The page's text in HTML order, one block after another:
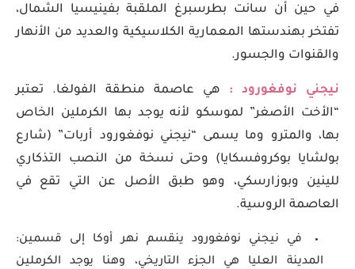
في حين أن سانت بطرسبرغ الملقبة بفينيسيا الشمال،
تفتخر بهندستها المعمارية الكلاسيكية والعديد من الأنهار
والقنوات والجسور.
نيجني نوفغورود : هي عاصمة منطقة الفولغا. تعتبر
“الأخت الأصغر” لموسكو لأنه يوجد بها الكرملين الخاص
بها، والمترو وما يسمى “نيجني نوفغورود أربات” (شارع
بولشايا بوكروفسكايا) وحتى نسخة من النصب التذكاري
للينين وبوزارسكي، وهو طبق الأصل عن التي تقع في
العاصمة الروسية.
في نيجني نوفغورود ينقسم نهر أوكا إلى قسمين:
المدينة العليا هي الجزء التاريخي، وهنا يوجد الكرملين